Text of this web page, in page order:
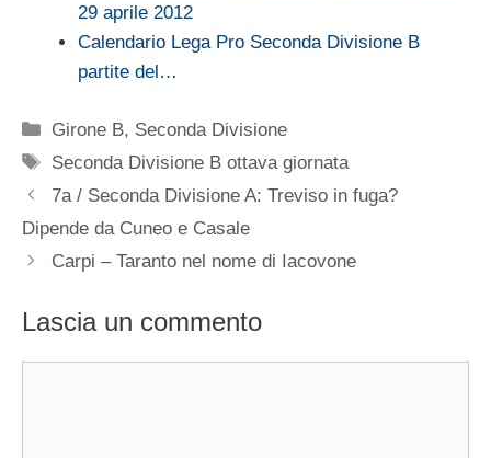
29 aprile 2012
Calendario Lega Pro Seconda Divisione B
partite del…
Categorie
Girone B, Seconda Divisione
Tag
Seconda Divisione B ottava giornata
7a / Seconda Divisione A: Treviso in fuga?
Dipende da Cuneo e Casale
Carpi – Taranto nel nome di Iacovone
Lascia un commento